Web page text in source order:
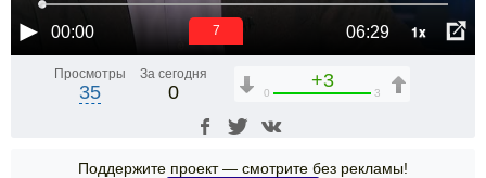
00:00 06:29 1x
7
Просмотры
35
За сегодня
0
+3
0 3
Поддержите проект — смотрите без рекламы!